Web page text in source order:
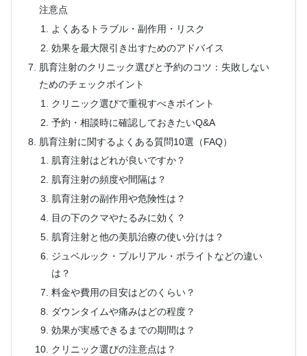
注意点
よくあるトラブル・副作用・リスク
効果を最大限引き出すためのアドバイス
肌育注射のクリニック選びと予約のコツ：失敗しない
ためのチェックポイント
クリニック選びで重視すべきポイント
予約・相談時に確認しておきたいQ&A
肌育注射に関するよくある質問10選（FAQ）
肌育注射はどれが良いですか？
肌育注射の頻度や間隔は？
肌育注射の副作用や危険性は？
目の下のクマやたるみに効く？
肌育注射と他の美肌治療の使い分けは？
ジュベルック・プルリアル・ボライトなどの違い
は？
料金や費用の目安はどのくらい？
ダウンタイムや痛みはどの程度？
効果が実感できるまでの期間は？
クリニック選びの注意点は？